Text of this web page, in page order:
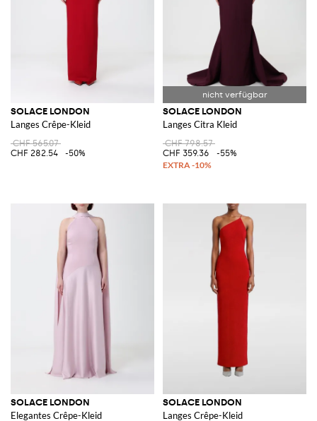
SOLACE LONDON
Langes Crêpe-Kleid
CHF 565.07
CHF 282.54
-50%
SOLACE LONDON
Langes Citra Kleid
CHF 798.57
CHF 359.36
-55%
SOLACE LONDON
Elegantes Crêpe-Kleid
SOLACE LONDON
Langes Crêpe-Kleid